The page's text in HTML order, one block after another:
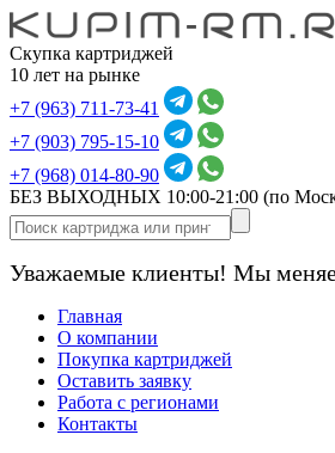
Скупка картриджей
10 лет на рынке
+7 (963) 711-73-41
+7 (903) 795-15-10
+7 (968) 014-80-90
БЕЗ ВЫХОДНЫХ 10:00-21:00 (по
Уважаемые клиенты! Мы
Главная
О компании
Покупка картриджей
Оставить заявку
Работа с регионами
Контакты